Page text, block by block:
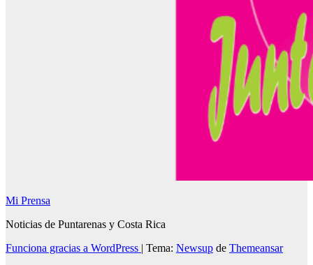
Mi Prensa
Noticias de Puntarenas y Costa Rica
Funciona gracias a WordPress | Tema: Newsup de Themeansar